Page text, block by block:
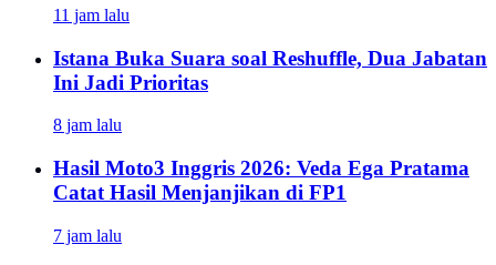
11 jam lalu
Istana Buka Suara soal Reshuffle, Dua Jabatan
Ini Jadi Prioritas
8 jam lalu
Hasil Moto3 Inggris 2026: Veda Ega Pratama
Catat Hasil Menjanjikan di FP1
7 jam lalu